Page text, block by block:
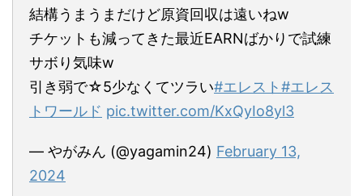
結構うまうまだけど原資回収は遠いねw
チケットも減ってきた最近EARNばかりで試練
サボり気味w
引き弱で☆5少なくてツラい#エレスト#エレス
トワールド pic.twitter.com/KxQyIo8yl3
— やがみん (@yagamin24) February 13,
2024